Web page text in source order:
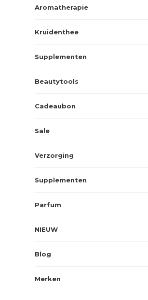
Aromatherapie
Kruidenthee
Supplementen
Beautytools
Cadeaubon
Sale
Verzorging
Supplementen
Parfum
NIEUW
Blog
Merken